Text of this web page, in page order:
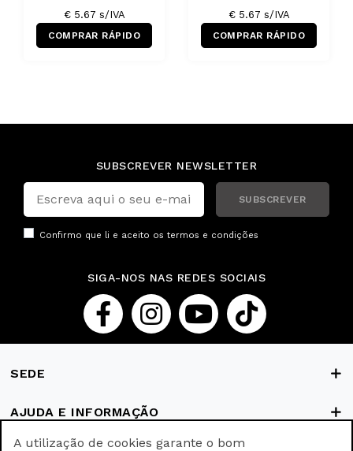
€ 5.67 s/IVA
COMPRAR RÁPIDO
€ 5.67 s/IVA
COMPRAR RÁPIDO
SUBSCREVER NEWSLETTER
SUBSCREVER
Confirmo que li e aceito os termos e condições
SIGA-NOS NAS REDES SOCIAIS
SEDE
AJUDA E INFORMAÇÃO
A utilização de cookies garante o bom